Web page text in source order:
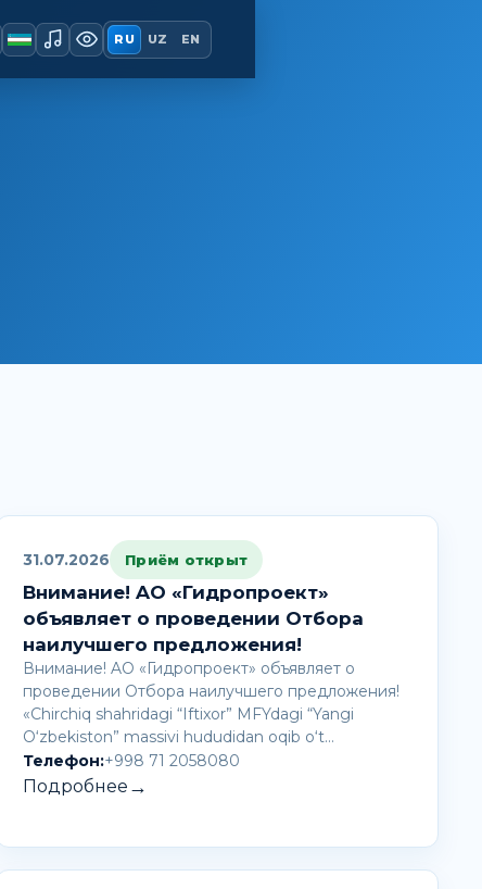
RU UZ EN
31.07.2026 Приём открыт
Внимание! AО «Гидропроект»
объявляет о проведении Отбора
наилучшего предложения!
Внимание! AО «Гидропроект» объявляет о
проведении Отбора наилучшего предложения!
«Chirchiq shahridagi “Iftixor” MFYdagi “Yangi
O‘zbekiston” massivi hududidan oqib o‘t…
Телефон:+998 71 2058080
Подробнее →